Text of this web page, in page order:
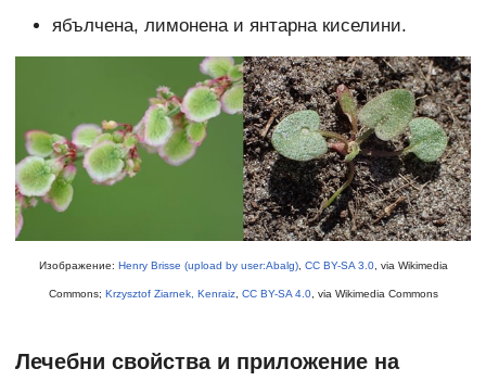
ябълчена, лимонена и янтарна киселини.
Изображение: Henry Brisse (upload by user:Abalg), CC BY-SA 3.0, via Wikimedia
Commons; Krzysztof Ziarnek, Kenraiz, CC BY-SA 4.0, via Wikimedia Commons
Лечебни свойства и приложение на